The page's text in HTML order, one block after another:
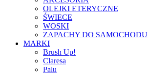
OLEJKI ETERYCZNE
ŚWIECE
WOSKI
ZAPACHY DO SAMOCHODU
MARKI
Brush Up!
Claresa
Palu